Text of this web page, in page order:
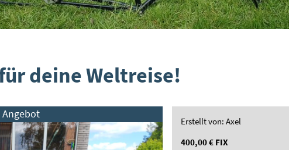
deine Weltreise!
Angebot
Erstellt von: Axel
400,00 € FIX